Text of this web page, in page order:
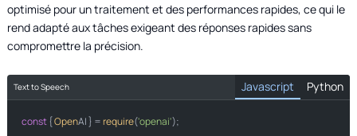
optimisé pour un traitement et des performances rapides, ce qui le
rend adapté aux tâches exigeant des réponses rapides sans
compromettre la précision.
Text to Speech Javascript Python
const { OpenAI } = require('openai');
import